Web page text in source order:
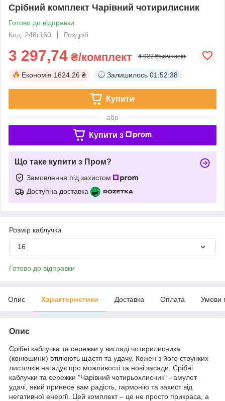
Срібний комплект Чарівний чотирилисник
Готово до відправки
Код: 248г160
Роздріб
3 297,74 ₴/комплект 4 922 ₴/комплект
Економія 1624.26 ₴ Залишилось 01:52:37
Купити
або
Купити з
Що таке купити з Пром?
Замовлення під захистом
Доступна доставка
Розмір каблучки
16
Готово до відправки
Опис Характеристики Доставка Оплата Умови
Опис
Срібні каблучка та сережки у вигляді чотирилисника
(конюшини) втілюють щастя та удачу. Кожен з його струнких
листочків нагадує про можливості та нові засади. Срібні
каблучки та сережки "Чарівний чотирьохлисник" - амулет
удачі, який принесе вам радість, гармонію та захист від
негативної енергії. Цей комплект – це не просто прикраса, а